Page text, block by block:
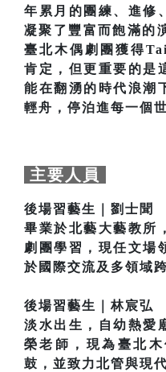
年累月的團練、進修
凝聚了豐富而飽滿的
臺北木偶劇團獲得
肯定，但更重要的是
能在翻湧的時代浪潮
輕舟，停泊進每一個
主要人員
後場習藝生｜劉士聞
畢業於北藝大藝教所
劇團學習，現任文場
於國際交流及多領域
後場習藝生｜林宸弘
淡水出生，自幼熱愛
榮老師，現為臺北
鼓，並致力北管與現